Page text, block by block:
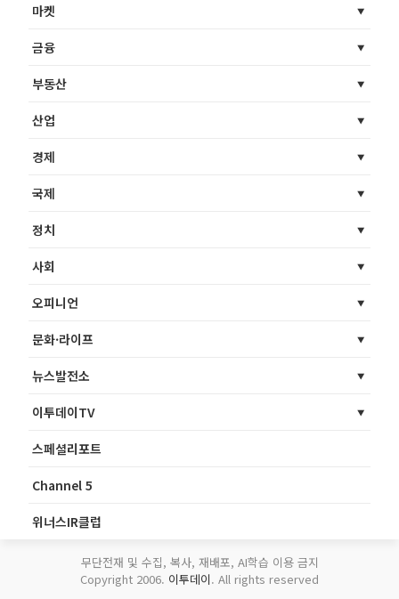
마켓
금융
부동산
산업
경제
국제
정치
사회
오피니언
문화·라이프
뉴스발전소
이투데이TV
스페셜리포트
Channel 5
위너스IR클럽
무단전재 및 수집, 복사, 재배포, AI학습 이용 금지
Copyright 2006. 이투데이. All rights reserved